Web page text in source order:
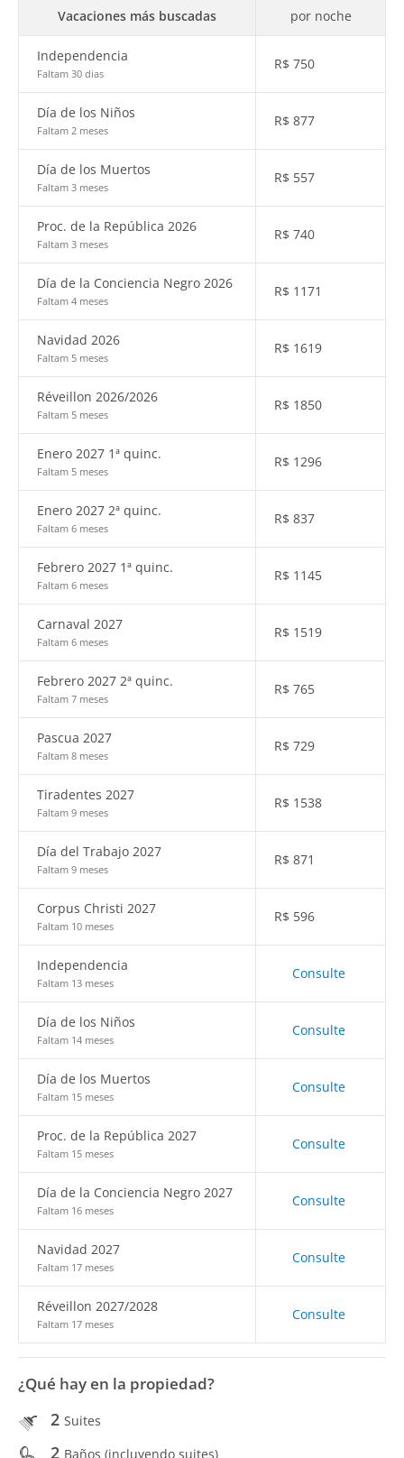
Vacaciones más buscadas por noche
Independencia
Faltam 30 dias
R$ 750
Día de los Niños
Faltam 2 meses
R$ 877
Día de los Muertos
Faltam 3 meses
R$ 557
Proc. de la República 2026
Faltam 3 meses
R$ 740
Día de la Conciencia Negro 2026
Faltam 4 meses
R$ 1171
Navidad 2026
Faltam 5 meses
R$ 1619
Réveillon 2026/2026
Faltam 5 meses
R$ 1850
Enero 2027 1ª quinc.
Faltam 5 meses
R$ 1296
Enero 2027 2ª quinc.
Faltam 6 meses
R$ 837
Febrero 2027 1ª quinc.
Faltam 6 meses
R$ 1145
Carnaval 2027
Faltam 6 meses
R$ 1519
Febrero 2027 2ª quinc.
Faltam 7 meses
R$ 765
Pascua 2027
Faltam 8 meses
R$ 729
Tiradentes 2027
Faltam 9 meses
R$ 1538
Día del Trabajo 2027
Faltam 9 meses
R$ 871
Corpus Christi 2027
Faltam 10 meses
R$ 596
Independencia
Faltam 13 meses
Consulte
Día de los Niños
Faltam 14 meses
Consulte
Día de los Muertos
Faltam 15 meses
Consulte
Proc. de la República 2027
Faltam 15 meses
Consulte
Día de la Conciencia Negro 2027
Faltam 16 meses
Consulte
Navidad 2027
Faltam 17 meses
Consulte
Réveillon 2027/2028
Faltam 17 meses
Consulte
¿Qué hay en la propiedad?
2 Suites
2 Baños (incluyendo suites)